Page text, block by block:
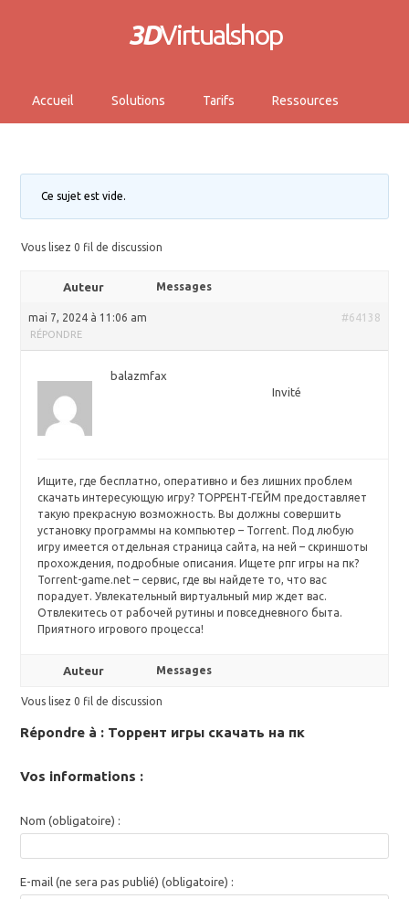
3DVirtualshop
Accueil Solutions Tarifs Ressources
Ce sujet est vide.
Vous lisez 0 fil de discussion
Auteur Messages
mai 7, 2024 à 11:06 am #64138
RÉPONDRE
balazmfax
Invité
Ищите, где бесплатно, оперативно и без лишних проблем
скачать интересующую игру? ТОРРЕНТ-ГЕЙМ предоставляет
такую прекрасную возможность. Вы должны совершить
установку программы на компьютер – Torrent. Под любую
игру имеется отдельная страница сайта, на ней – скриншоты
прохождения, подробные описания. Ищетерпг игры на пк?
Torrent-game.net – сервис, где вы найдете то, что вас
порадует. Увлекательный виртуальный мир ждет вас.
Отвлекитесь от рабочей рутины и повседневного быта.
Приятного игрового процесса!
Auteur Messages
Vous lisez 0 fil de discussion
Répondre à : Торрент игры скачать на пк
Vos informations :
Nom (obligatoire) :
E-mail (ne sera pas publié) (obligatoire) :